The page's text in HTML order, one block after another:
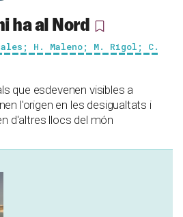
ha al Nord
H. Maleno; M. Rigol; C.
que esdevenen visibles a
l'origen en les desigualtats i
d'altres llocs del món